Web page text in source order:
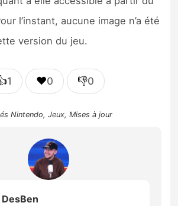
l’instant, aucune image n’a été
version du jeu.
1 ❤️0 👎0
Nintendo,Jeux,Mises à jour
DesBen